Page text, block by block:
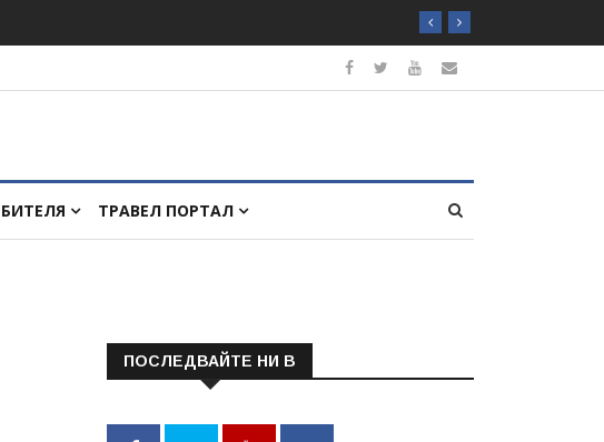
ТРАВЕЛ ПОРТАЛ
ПОСЛЕДВАЙТЕ НИ В